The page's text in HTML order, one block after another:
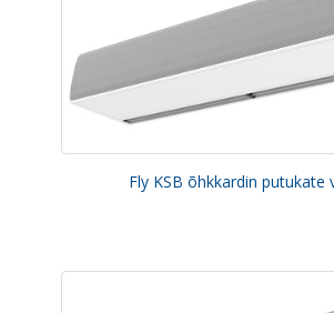
Fly KSB õhkkardin putukate